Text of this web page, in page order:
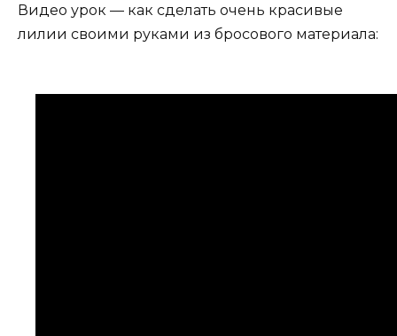
Видео урок — как сделать очень красивые
лилии своими руками из бросового материала: